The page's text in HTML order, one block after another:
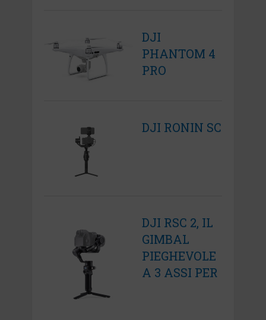
DJI
PHANTOM 4
PRO
DJI RONIN SC
DJI RSC 2, IL
GIMBAL
PIEGHEVOLE
A 3 ASSI PER